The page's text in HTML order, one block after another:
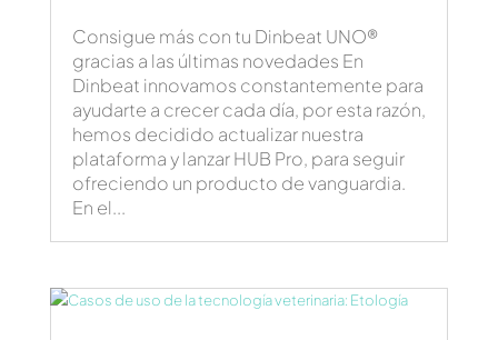
Consigue más con tu Dinbeat UNO®
gracias a las últimas novedades En
Dinbeat innovamos constantemente para
ayudarte a crecer cada día, por esta razón,
hemos decidido actualizar nuestra
plataforma y lanzar HUB Pro, para seguir
ofreciendo un producto de vanguardia.
En el...